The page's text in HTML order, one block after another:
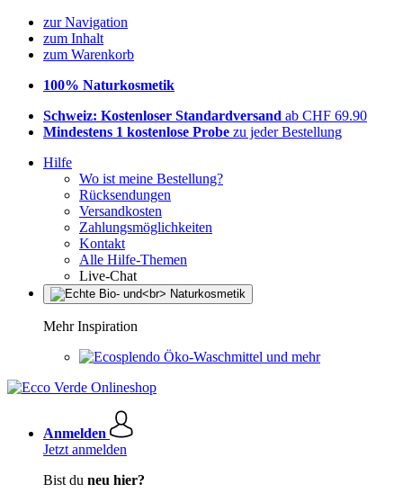
zur Navigation
zum Inhalt
zum Warenkorb
100% Naturkosmetik
Schweiz: Kostenloser Standardversand ab CHF 69.90
Mindestens 1 kostenlose Probe zu jeder Bestellung
Hilfe
Wo ist meine Bestellung?
Rücksendungen
Versandkosten
Zahlungsmöglichkeiten
Kontakt
Alle Hilfe-Themen
Live-Chat
Mehr Inspiration
Öko-Waschmittel und mehr
Anmelden
Jetzt anmelden
Bist du neu hier?